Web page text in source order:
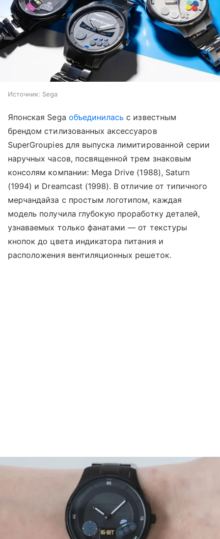
Источник: Sega
Японская Sega объединилась с известным
брендом стилизованных аксессуаров
SuperGroupies для выпуска лимитированной серии
наручных часов, посвященной трем знаковым
консолям компании: Mega Drive (1988), Saturn
(1994) и Dreamcast (1998). В отличие от типичного
мерчандайза с простым логотипом, каждая
модель получила глубокую проработку деталей,
узнаваемых только фанатами — от текстуры
кнопок до цвета индикатора питания и
расположения вентиляционных решеток.